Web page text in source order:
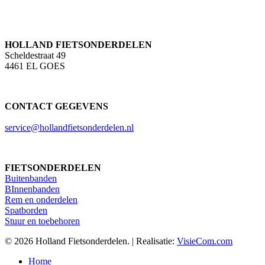
HOLLAND FIETSONDERDELEN
Scheldestraat 49
4461 EL GOES
CONTACT GEGEVENS
service@hollandfietsonderdelen.nl
FIETSONDERDELEN
Buitenbanden
BInnenbanden
Rem en onderdelen
Spatborden
Stuur en toebehoren
© 2026 Holland Fietsonderdelen. | Realisatie: VisieCom.com
Close
Home